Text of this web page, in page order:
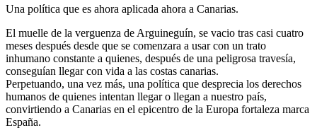
Una política que es ahora aplicada ahora a Canarias.
El muelle de la verguenza de Arguineguín, se vacio tras casi cuatro
meses después desde que se comenzara a usar con un trato
inhumano constante a quienes, después de una peligrosa travesía,
conseguían llegar con vida a las costas canarias.
Perpetuando, una vez más, una política que desprecia los derechos
humanos de quienes intentan llegar o llegan a nuestro país,
convirtiendo a Canarias en el epicentro de la Europa fortaleza marca
España.